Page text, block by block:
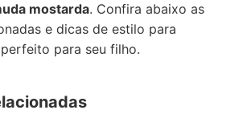
mostarda. Confira abaixo as
e dicas de estilo para
para seu filho.